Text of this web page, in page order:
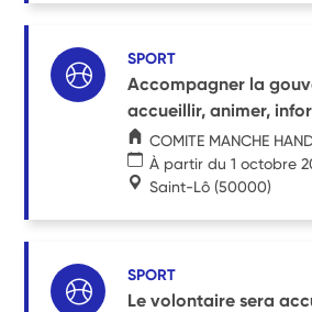
SPORT
Accompagner la
accueillir, animer,
COMITE MANCHE
À partir du 1 octobre
Saint-Lô (50000)
SPORT
Le volontaire sera